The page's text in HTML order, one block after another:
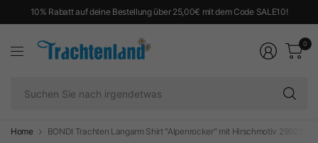
10% Rabatt auf deine Bestellung über 25,00€ mit dem Code SALE10!
0
Home BONDI Trachten Langarm Shirt "Alpenrocker" mit Hirschmotiv 29920 -